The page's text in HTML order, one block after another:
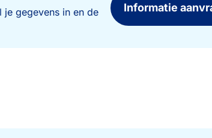
gegevens in en de
Informatie